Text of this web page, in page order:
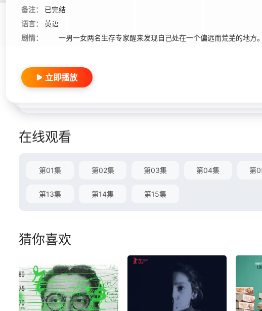
备注：
已完结
语言：
英语
剧情：
一男一女两名生存专家醒来发现自己处在一个偏远而荒芜的地方
立即播放
在线观看
第01集 第02集 第03集 第04集 第
第13集 第14集 第15集
猜你喜欢